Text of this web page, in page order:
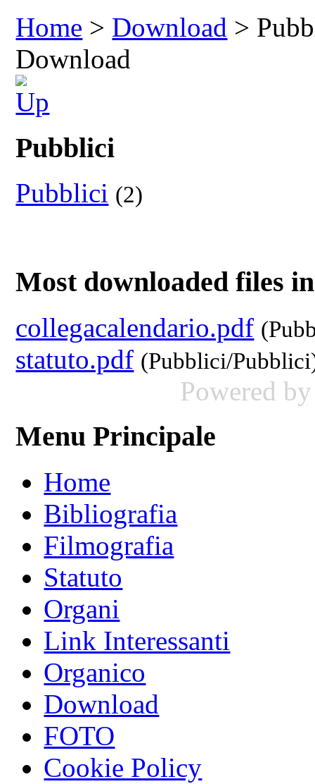
Home > Download >
Download
Pubblici
Pubblici (2)
Most downloaded files
collegacalendario.pdf
statuto.pdf (Pubblici/
Powered
Menu Principale
Home
Bibliografia
Filmografia
Statuto
Organi
Link Interessanti
Organico
Download
FOTO
Cookie Policy